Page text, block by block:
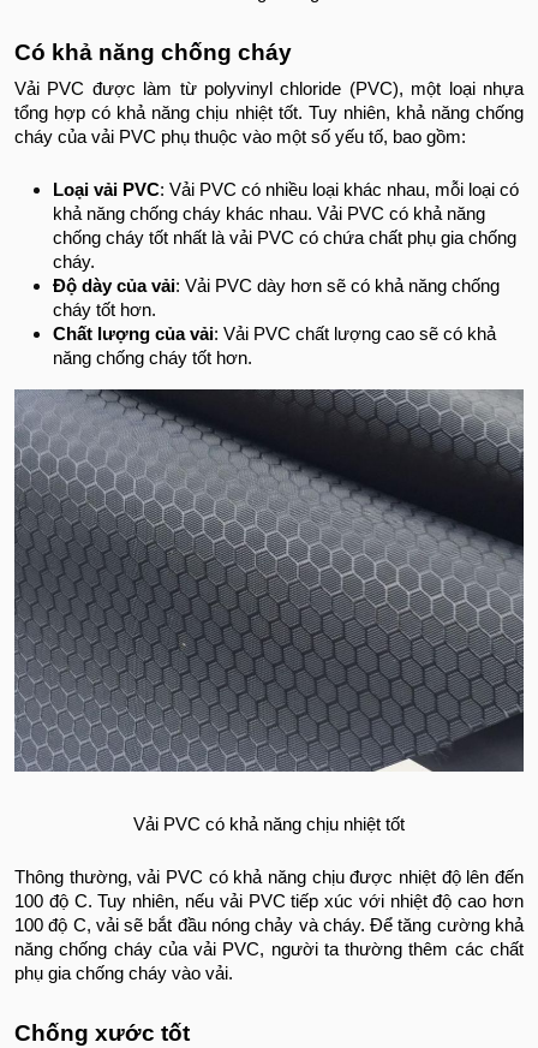
Có khả năng chống cháy
Vải PVC được làm từ polyvinyl chloride (PVC), một loại nhựa
tổng hợp có khả năng chịu nhiệt tốt. Tuy nhiên, khả năng chống
cháy của vải PVC phụ thuộc vào một số yếu tố, bao gồm:
Loại vải PVC: Vải PVC có nhiều loại khác nhau, mỗi loại có
khả năng chống cháy khác nhau. Vải PVC có khả năng
chống cháy tốt nhất là vải PVC có chứa chất phụ gia chống
cháy.
Độ dày của vải: Vải PVC dày hơn sẽ có khả năng chống
cháy tốt hơn.
Chất lượng của vải: Vải PVC chất lượng cao sẽ có khả
năng chống cháy tốt hơn.
Vải PVC có khả năng chịu nhiệt tốt
Thông thường, vải PVC có khả năng chịu được nhiệt độ lên đến
100 độ C. Tuy nhiên, nếu vải PVC tiếp xúc với nhiệt độ cao hơn
100 độ C, vải sẽ bắt đầu nóng chảy và cháy. Để tăng cường khả
năng chống cháy của vải PVC, người ta thường thêm các chất
phụ gia chống cháy vào vải.
Chống xước tốt